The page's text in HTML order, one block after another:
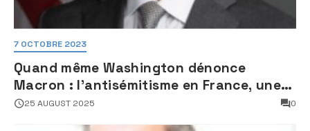
7 OCTOBRE 2023
Quand même Washington dénonce
Macron : l’antisémitisme en France, une
faillite d’État
25 AUGUST 2025 0